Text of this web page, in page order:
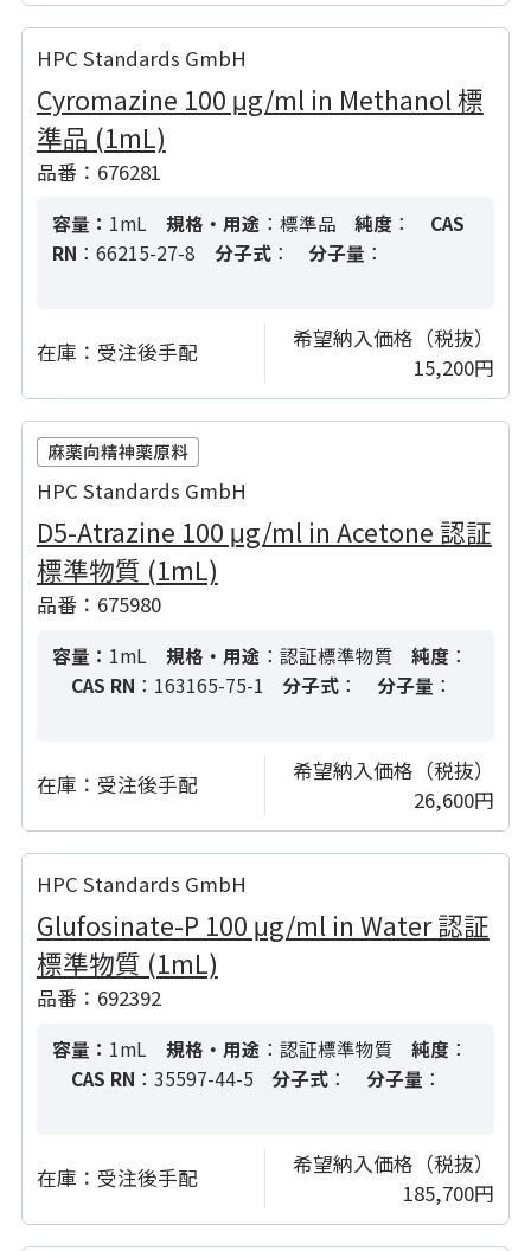
HPC Standards GmbH
Cyromazine 100 μg/ml in Methanol 標
準品 (1mL)
品番：676281
容量： 1mL 規格・用途 ：標準品 純度 ：
CAS
RN ：66215-27-8 分子式： 分子量 ：
在庫： 受注後手配
希望納入価格（税抜）
15,200円
HPC Standards GmbH
D5-Atrazine 100 μg/ml in Acetone 認証
標準物質 (1mL)
品番：675980
容量： 1mL 規格・用途 ：認証標準物質 純度 ：
CAS RN ：163165-75-1 分子式 ： 分子量 ：
在庫： 受注後手配
希望納入価格（税抜）
26,600円
HPC Standards GmbH
Glufosinate-P 100 μg/ml in Water 認証
標準物質 (1mL)
品番：692392
容量： 1mL 規格・用途 ：認証標準物質 純度 ：
CAS RN ：35597-44-5 分子式 ： 分子量 ：
在庫： 受注後手配
希望納入価格（税抜）
185,700円